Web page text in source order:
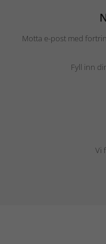
Motta e-post med
Fyll inn
Vi